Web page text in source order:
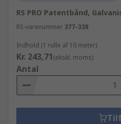
RS PRO Patentbånd,
RS-varenummer 377-338
Indhold (1 rulle af 10 meter)
Kr. 243,71(ekskl. moms)
Antal